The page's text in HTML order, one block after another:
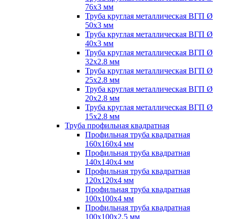
76х3 мм
Труба круглая металлическая ВГП Ø
50х3 мм
Труба круглая металлическая ВГП Ø
40х3 мм
Труба круглая металлическая ВГП Ø
32х2.8 мм
Труба круглая металлическая ВГП Ø
25х2.8 мм
Труба круглая металлическая ВГП Ø
20х2.8 мм
Труба круглая металлическая ВГП Ø
15х2.8 мм
Труба профильная квадратная
Профильная труба квадратная
160х160х4 мм
Профильная труба квадратная
140х140х4 мм
Профильная труба квадратная
120х120х4 мм
Профильная труба квадратная
100х100х4 мм
Профильная труба квадратная
100х100х2.5 мм